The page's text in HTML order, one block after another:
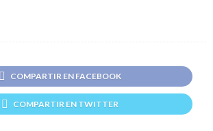
COMPARTIR EN FACEBOOK
COMPARTIR EN TWITTER